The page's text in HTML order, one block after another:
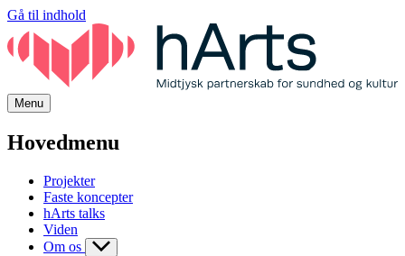
Gå til indhold
Menu
Hovedmenu
Projekter
Faste koncepter
hArts talks
Viden
Om os